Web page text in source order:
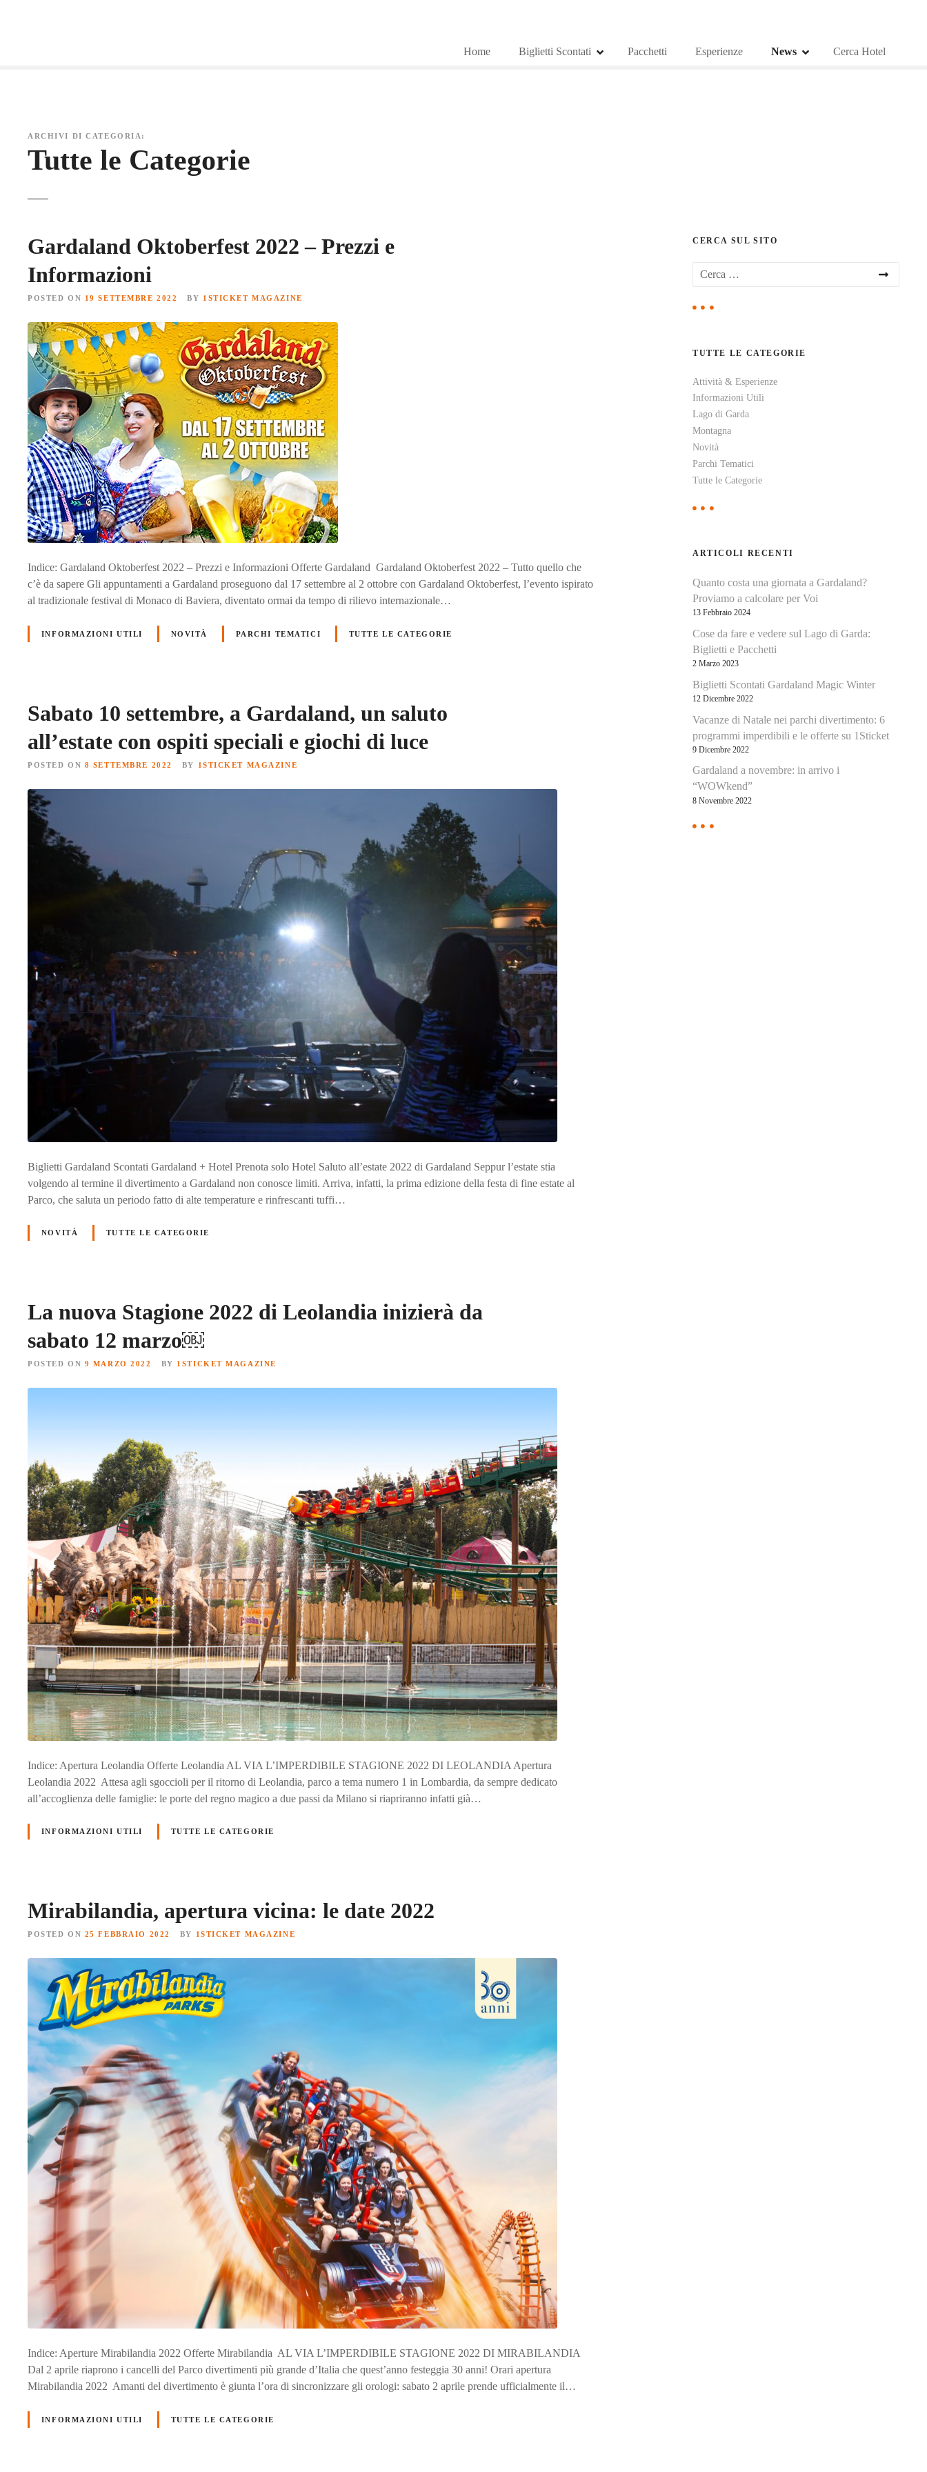
Home Biglietti Scontati Pacchetti Esperienze News Cerca Hotel
ARCHIVI DI CATEGORIA:
Tutte le Categorie
Gardaland Oktoberfest 2022 – Prezzi e
Informazioni
POSTED ON 19 SETTEMBRE 2022 BY 1STICKET MAGAZINE
Indice: Gardaland Oktoberfest 2022 – Prezzi e Informazioni Offerte Gardaland Gardaland Oktoberfest 2022 – Tutto quello che
c’è da sapere Gli appuntamenti a Gardaland proseguono dal 17 settembre al 2 ottobre con Gardaland Oktoberfest, l’evento ispirato
al tradizionale festival di Monaco di Baviera, diventato ormai da tempo di rilievo internazionale…
INFORMAZIONI UTILI NOVITÀ PARCHI TEMATICI TUTTE LE CATEGORIE
Sabato 10 settembre, a Gardaland, un saluto
all’estate con ospiti speciali e giochi di luce
POSTED ON 8 SETTEMBRE 2022 BY 1STICKET MAGAZINE
Biglietti Gardaland Scontati Gardaland + Hotel Prenota solo Hotel Saluto all’estate 2022 di Gardaland Seppur l’estate stia
volgendo al termine il divertimento a Gardaland non conosce limiti. Arriva, infatti, la prima edizione della festa di fine estate al
Parco, che saluta un periodo fatto di alte temperature e rinfrescanti tuffi…
NOVITÀ TUTTE LE CATEGORIE
La nuova Stagione 2022 di Leolandia inizierà da
sabato 12 marzo￼
POSTED ON 9 MARZO 2022 BY 1STICKET MAGAZINE
Indice: Apertura Leolandia Offerte Leolandia AL VIA L’IMPERDIBILE STAGIONE 2022 DI LEOLANDIA Apertura
Leolandia 2022 Attesa agli sgoccioli per il ritorno di Leolandia, parco a tema numero 1 in Lombardia, da sempre dedicato
all’accoglienza delle famiglie: le porte del regno magico a due passi da Milano si riapriranno infatti già…
INFORMAZIONI UTILI TUTTE LE CATEGORIE
Mirabilandia, apertura vicina: le date 2022
POSTED ON 25 FEBBRAIO 2022 BY 1STICKET MAGAZINE
Indice: Aperture Mirabilandia 2022 Offerte Mirabilandia AL VIA L’IMPERDIBILE STAGIONE 2022 DI MIRABILANDIA
Dal 2 aprile riaprono i cancelli del Parco divertimenti più grande d’Italia che quest’anno festeggia 30 anni! Orari apertura
Mirabilandia 2022 Amanti del divertimento è giunta l’ora di sincronizzare gli orologi: sabato 2 aprile prende ufficialmente il…
INFORMAZIONI UTILI TUTTE LE CATEGORIE
CERCA SUL SITO
e
a
e
r
:
TUTTE LE CATEGORIE
Attività & Esperienze
Informazioni Utili
Lago di Garda
Montagna
Novità
Parchi Tematici
Tutte le Categorie
ARTICOLI RECENTI
Quanto costa una giornata a Gardaland?
Proviamo a calcolare per Voi
13 Febbraio 2024
Cose da fare e vedere sul Lago di Garda:
Biglietti e Pacchetti
2 Marzo 2023
Biglietti Scontati Gardaland Magic Winter
12 Dicembre 2022
Vacanze di Natale nei parchi divertimento: 6
programmi imperdibili e le offerte su 1Sticket
9 Dicembre 2022
Gardaland a novembre: in arrivo i
“WOWkend”
8 Novembre 2022